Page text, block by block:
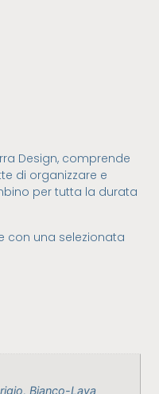
Design, comprende
di organizzare e
per tutta la durata
con una selezionata
Bianco-Lava